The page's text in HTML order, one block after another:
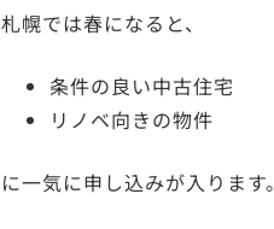
札幌では春になると、
条件の良い中古住宅
リノベ向きの物件
に一気に申し込みが入ります。